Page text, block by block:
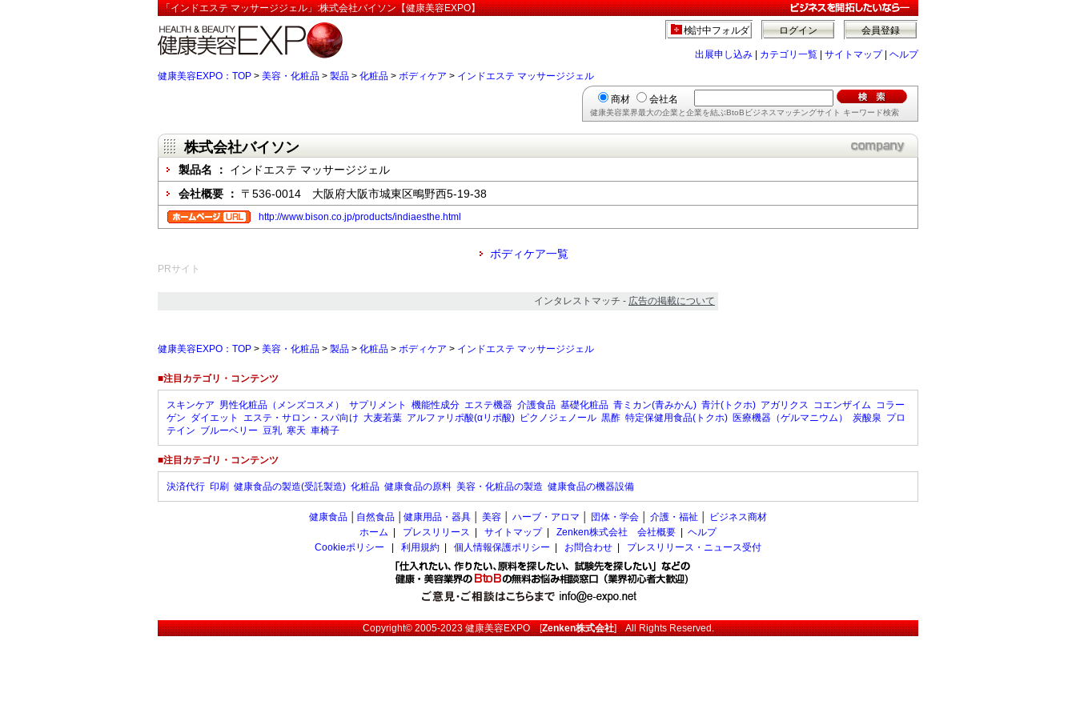
「インドエステ マッサージジェル」:株式会社バイソン【健康美容EXPO】
会員登録
ログイン
検討中フォルダ
出展申し込み カテゴリ一覧 サイトマップ| ヘルプ
健康美容EXPO：TOP > 美容・化粧品 > 製品 > 化粧品 > ボディケア > インドエステ マッサージジェル
商材 会社名
健康美容業界最大の企業と企業を結ぶBtoBビジネスマッチングサイト キーワード検索
株式会社バイソン
製品名 ： インドエステ マッサージジェル
会社概要 ： 〒536-0014 大阪府大阪市城東区鴫野西5-19-38
http://www.bison.co.jp/products/indiaesthe.html
ボディケア一覧
PRサイト
インタレストマッチ - 広告の掲載について
健康美容EXPO：TOP > 美容・化粧品 > 製品 > 化粧品 > ボディケア > インドエステ マッサージジェル
■注目カテゴリ・コンテンツ
スキンケア 男性化粧品（メンズコスメ） サプリメント 機能性成分 エステ機器 介護食品 基礎化粧品 青ミカン(青みかん) 青汁(トクホ) アガリクス コエンザイム コラー
ゲン ダイエット エステ・サロン・スパ向け 大麦若葉 アルファリポ酸(αリポ酸) ピクノジェノール 黒酢 特定保健用食品(トクホ) 医療機器（ゲルマニウム） 炭酸泉 プロ
テイン ブルーベリー 豆乳 寒天 車椅子
■注目カテゴリ・コンテンツ
決済代行 印刷 健康食品の製造(受託製造) 化粧品 健康食品の原料 美容・化粧品の製造 健康食品の機器設備
健康食品 自然食品 健康用品・器具 美容 ハーブ・アロマ 団体・学会 介護・福祉
ビジネス商材
ホーム
プレスリリース サイトマップ| Zenken株式会社 会社概要
ヘルプ
Cookieポリシー
利用規約 個人情報保護ポリシー お問合わせ プレスリリース・ニュース受付
Copyright© 2005-2023健康美容EXPO[Zenken株式会社] All Rights Reserved.